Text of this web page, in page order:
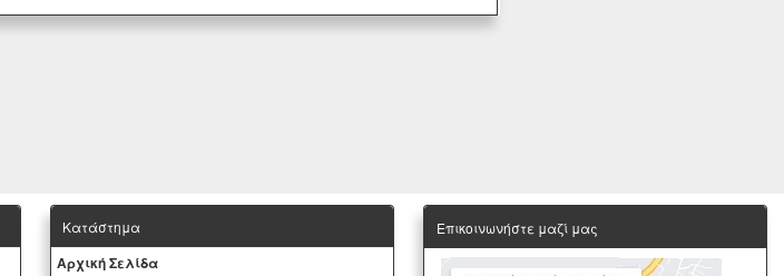
Κατάστημα
Aρχική Σελίδα
Επικοινωνήστε μαζί μας